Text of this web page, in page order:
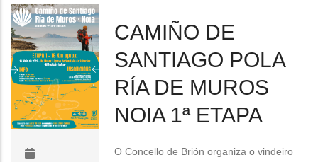
navegación
CAMIÑO DE
SANTIAGO POLA
RÍA DE MUROS
NOIA 1ª ETAPA
O Concello de Brión organiza o vindeiro